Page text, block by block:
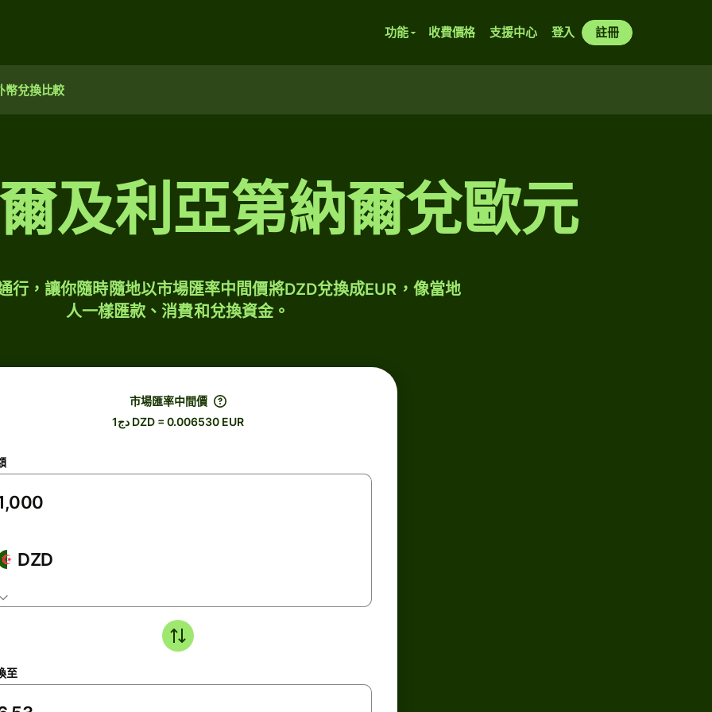
功能 收費價格 支援中心 登入 註冊
幣兌換比較
及利亞第納爾兌歐元
行，讓你隨時隨地以市場匯率中間價將DZD兌換成EUR，像當地
人一樣匯款、消費和兌換資金。
市場匯率中間價
دج1 DZD = 0.006530 EUR
DZD
至